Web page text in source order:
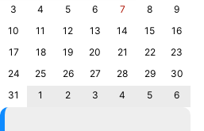
3
4 5 6 7 8
9
10
11 12 13 14 15
16
17
18 19 20 21 22
23
24
25 26 27 28 29
30
31
1 2 3 4 5 6